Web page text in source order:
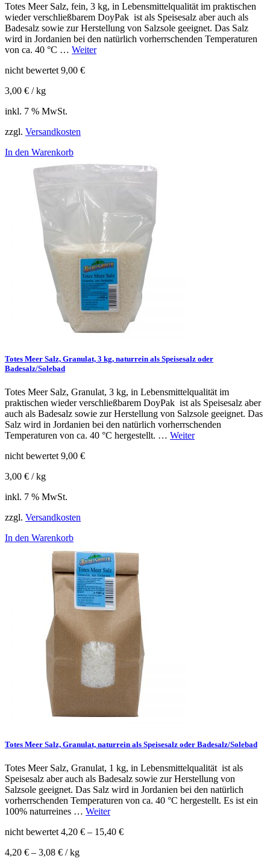
Totes Meer Salz, fein, 3 kg, in Lebensmittelqualität im praktischen
wieder verschließbarem DoyPak ist als Speisesalz aber auch als
Badesalz sowie zur Herstellung von Salzsole geeignet. Das Salz
wird in Jordanien bei den natürlich vorherrschenden Temperaturen
von ca. 40 °C … Weiter
nicht bewertet 9,00 €
3,00 € /kg
inkl. 7 % MwSt.
zzgl. Versandkosten
In den Warenkorb
Totes Meer Salz, Granulat, 3 kg, naturrein als Speisesalz oder
Badesalz/Solebad
Totes Meer Salz, Granulat, 3 kg, in Lebensmittelqualität im
praktischen wieder verschließbarem DoyPak ist als Speisesalz aber
auch als Badesalz sowie zur Herstellung von Salzsole geeignet. Das
Salz wird in Jordanien bei den natürlich vorherrschenden
Temperaturen von ca. 40 °C hergestellt. … Weiter
nicht bewertet 9,00 €
3,00 € /kg
inkl. 7 % MwSt.
zzgl. Versandkosten
In den Warenkorb
Totes Meer Salz, Granulat, naturrein als Speisesalz oder Badesalz/Solebad
Totes Meer Salz, Granulat, 1 kg, in Lebensmittelqualität ist als
Speisesalz aber auch als Badesalz sowie zur Herstellung von
Salzsole geeignet. Das Salz wird in Jordanien bei den natürlich
vorherrschenden Temperaturen von ca. 40 °C hergestellt. Es ist ein
100% naturreines … Weiter
nicht bewertet 4,20 € – 15,40 €
4,20 € – 3,08 € /kg